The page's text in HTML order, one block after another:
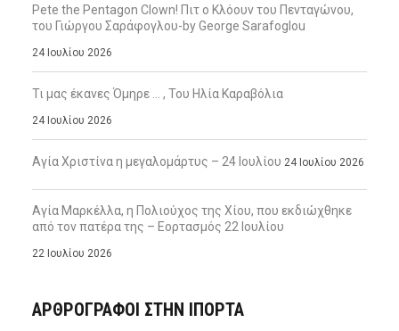
Pete the Pentagon Clown! Πιτ ο Κλόουν του Πενταγώνου,
του Γιώργου Σαράφογλου-by George Sarafoglou
24 Ιουλίου 2026
Τι μας έκανες Όμηρε … , Του Ηλία Καραβόλια
24 Ιουλίου 2026
Αγία Χριστίνα η μεγαλομάρτυς – 24 Ιουλίου 24 Ιουλίου 2026
Αγία Μαρκέλλα, η Πολιούχος της Χίου, που εκδιώχθηκε
από τον πατέρα της – Εορτασμός 22 Ιουλίου
22 Ιουλίου 2026
ΑΡΘΡΟΓΡΑΦΟΙ ΣΤΗΝ IΠΟΡΤΑ